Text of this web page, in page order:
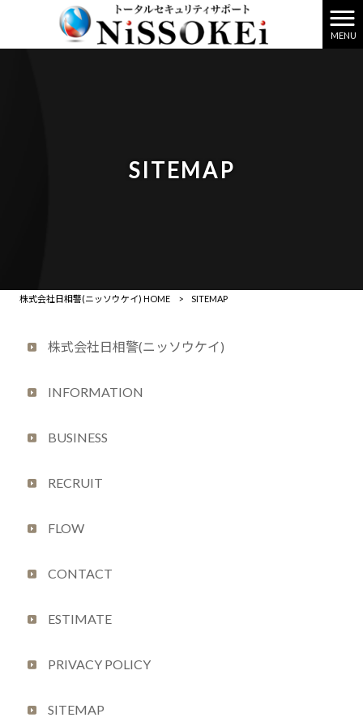
MENU
SITEMAP
株式会社日相警(ニッソウケイ) HOME > SITEMAP
株式会社日相警(ニッソウケイ)
INFORMATION
BUSINESS
RECRUIT
FLOW
CONTACT
ESTIMATE
PRIVACY POLICY
SITEMAP